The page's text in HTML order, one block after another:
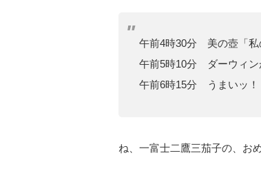
午前4時30分 美の壺「私
午前5時10分 ダーウィン
午前6時15分 うまいッ！
ね、一富士二鷹三茄子の、お